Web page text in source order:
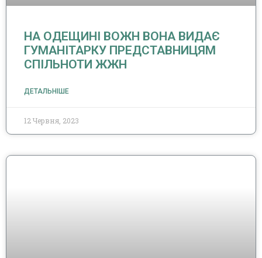
НА ОДЕЩИНІ ВОЖН ВОНА ВИДАЄ
ГУМАНІТАРКУ ПРЕДСТАВНИЦЯМ
СПІЛЬНОТИ ЖЖН
ДЕТАЛЬНІШЕ
12 Червня, 2023